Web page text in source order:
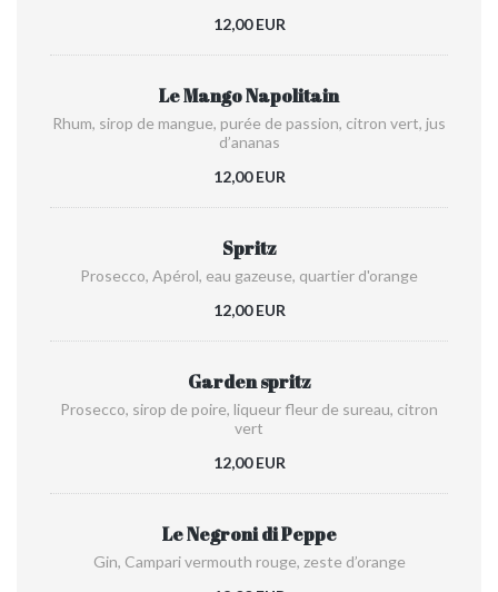
12,00 EUR
Le Mango Napolitain
Rhum, sirop de mangue, purée de passion, citron vert, jus
d’ananas
12,00 EUR
Spritz
Prosecco, Apérol, eau gazeuse, quartier d'orange
12,00 EUR
Garden spritz
Prosecco, sirop de poire, liqueur fleur de sureau, citron
vert
12,00 EUR
Le Negroni di Peppe
Gin, Campari vermouth rouge, zeste d’orange